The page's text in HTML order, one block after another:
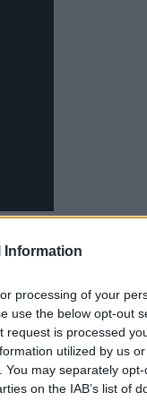
Information
processing of your
use the below opt-out
request is processed
utilized by us
may separately
on the IAB’s list of
a pus în
la nivelul